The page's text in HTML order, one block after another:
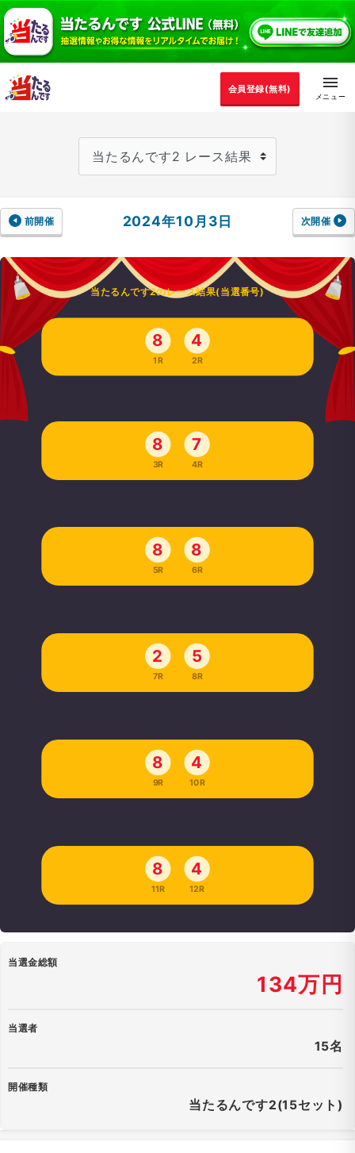
会員登録(無料)
前開催 2024年10月3日 次開催
当たるんです2のレース結果(当選番号)
8
1R
4
2R
8
3R
7
4R
8
5R
8
6R
2
7R
5
8R
8
9R
4
10R
8
11R
4
12R
当選金総額
134万円
当選者
15名
開催種類
当たるんです2(15セット)